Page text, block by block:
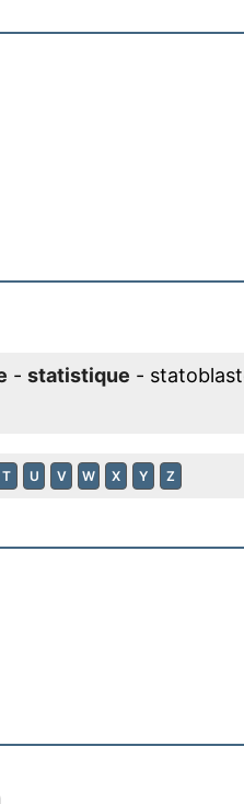
- statistique -
T U V W X Y Z